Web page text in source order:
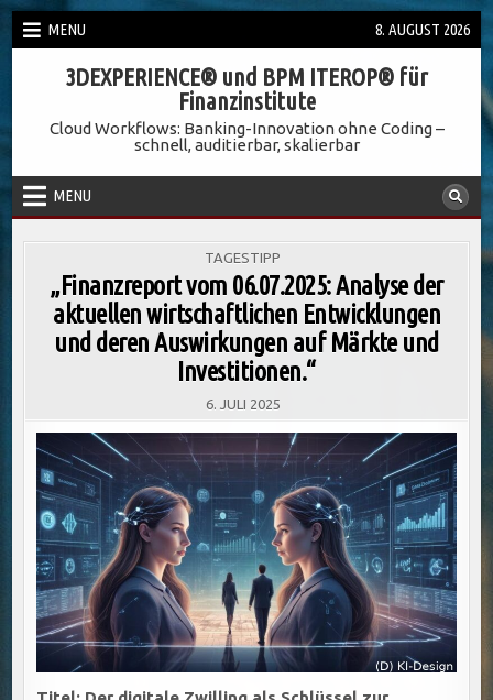
Skip
to
MENU 8. AUGUST 2026
3DEXPERIENCE® und BPM ITEROP® für
Finanzinstitute
Cloud Workflows: Banking-Innovation ohne Coding –
schnell, auditierbar, skalierbar
MENU
POSTED
TAGESTIPP
„Finanzreport vom 06.07.2025: Analyse der
aktuellen wirtschaftlichen Entwicklungen
und deren Auswirkungen auf Märkte und
Investitionen.“
6. JULI 2025